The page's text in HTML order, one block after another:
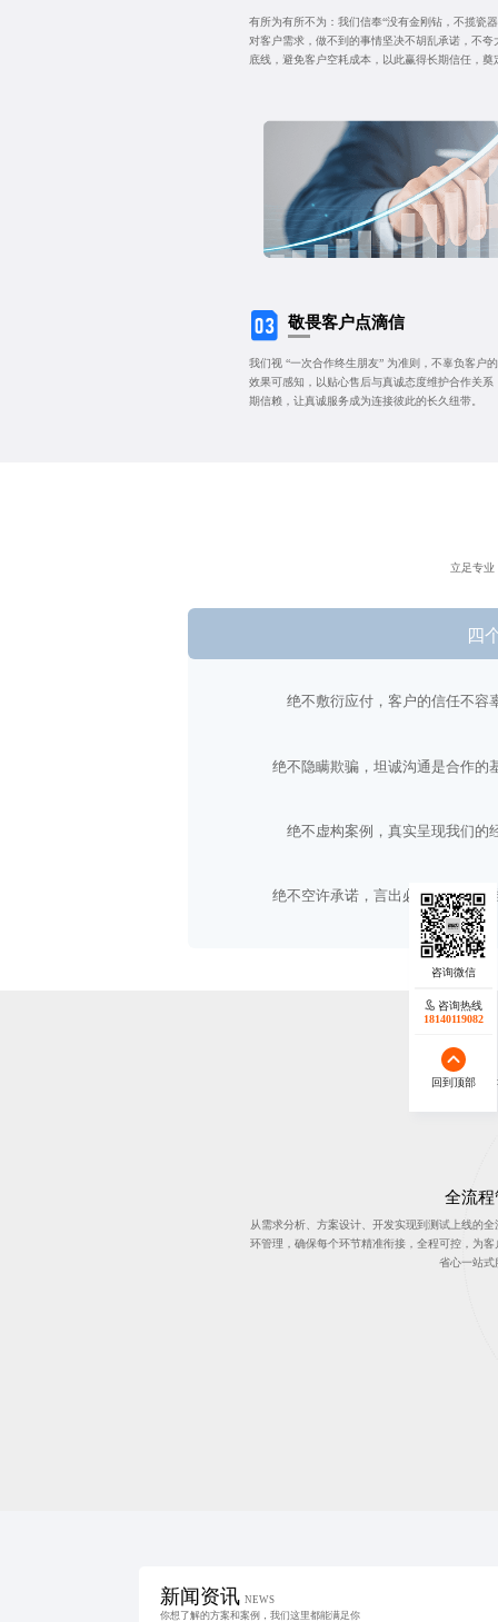
有所为有所不为：我们信奉“没有金刚钻，不揽瓷
对客户需求，做不到的事情坚决不胡乱承诺，不
底线，避免客户空耗成本，以此赢得长期信任，奠
敬畏客户点滴信
我们视 “一次合作终生朋友” 为准则，不辜负客户
效果可感知，以贴心售后与真诚态度维护合作关
期信赖，让真诚服务成为连接彼此的长久纽带。
立足专
四
绝不敷衍应付，客户的信任不容
绝不隐瞒欺骗，坦诚沟通是合作的
绝不虚构案例，真实呈现我们的
绝不空许承诺，言出必行是我们的
覆盖需求分析、
全流程
从需求分析、方案设计、开发实现到测试上线的全
环管理，确保每个环节精准衔接，全程可控，为客
省心一站式
新闻资讯 NEWS
你想了解的方案和案例，我们这里都能满足你
咨询热线
18140119082
回到顶部